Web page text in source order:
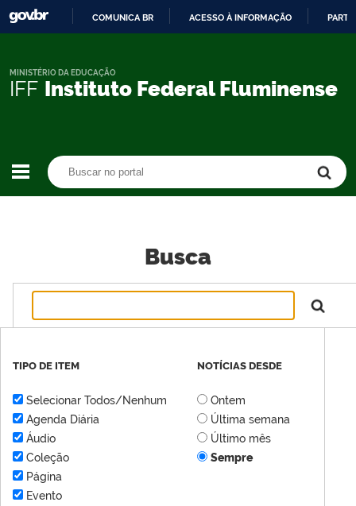
CONTEÚDO
COMUNICA BR ACESSO À INFORMAÇÃO
IFF Instituto Federal Fluminense
MINISTÉRIO DA EDUCAÇÃO
Busca
TIPO DE ITEM
Selecionar Todos/Nenhum
Agenda Diária
Áudio
Coleção
Página
Evento
NOTÍCIAS DESDE
Ontem
Última semana
Último mês
Sempre